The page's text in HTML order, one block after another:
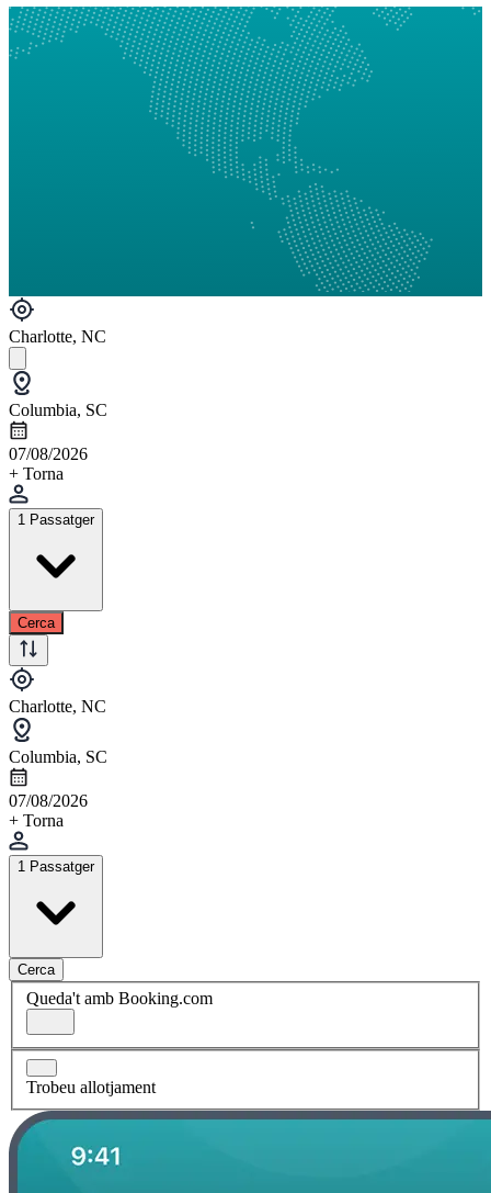
Charlotte, NC
Columbia, SC
07/08/2026
+ Torna
1 Passatger
Cerca
Charlotte, NC
Columbia, SC
07/08/2026
+ Torna
1 Passatger
Cerca
Queda't amb Booking.com
Trobeu allotjament